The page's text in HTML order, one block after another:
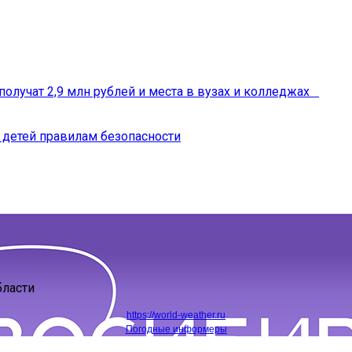
2,9 млн рублей и места в вузах и колледжах
правилам безопасности
https://world-weather.ru
Погодные информеры